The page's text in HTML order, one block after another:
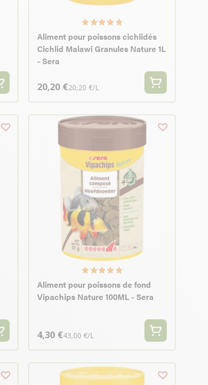
Aliment pour poissons cichlidés
Cichlid Malawi Granules Nature 1L
- Sera
20,20 €20,20 €/L
Aliment pour poissons de fond
Vipachips Nature 100ML - Sera
4,30 €43,00 €/L